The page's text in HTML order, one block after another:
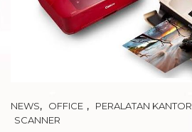
Remember me
12 items
Laptop Ultrabook
160 items
NEWS, OFFICE , PERALATAN KANTOR
SCANNER